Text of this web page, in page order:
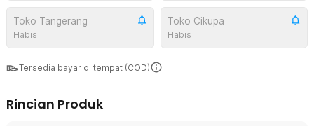
Toko Tangerang
Habis
Toko Cikupa
Habis
Tersedia bayar di tempat (COD)
Rincian Produk